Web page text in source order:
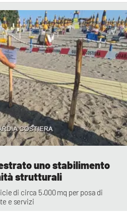
uno stabilimento
strutturali
di circa 5.000 mq per posa di
e servizi